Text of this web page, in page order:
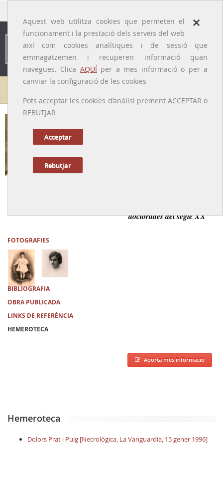
×
Aquest web utilitza cookies que permeten el
funcionament i la prestació dels serveis del web
així com cookies analítiques i de sessió que
emmagatzemen i recuperen informació quan
navegues. Clica AQUÍper a mes informació o per a
canviar la configuració de les cookies
Pots acceptar les cookies d’anàlisi prement ACCEPTAR o
REBUTJAR
Acceptar
Rebutjar
Galeria de metges
doctorades del segle XX
FOTOGRAFIES
BIBLIOGRAFIA
OBRA PUBLICADA
LINKS DE REFERÈNCIA
HEMEROTECA
Aporta més informació
Hemeroteca
Dolors Prat i Puig [Necrològica, La Vanguardia, 15 gener 1996]